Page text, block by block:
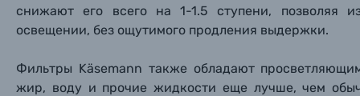
Объективы для фотоаппаратов
Вспышки для фотоаппаратов Заказ
снижают его всего на 1-1.5 ступени, позволяя
освещении, без ощутимого продления выдержки.
Фильтры Käsemann также обладают
жир, воду и прочие жидкости еще лучше, чем